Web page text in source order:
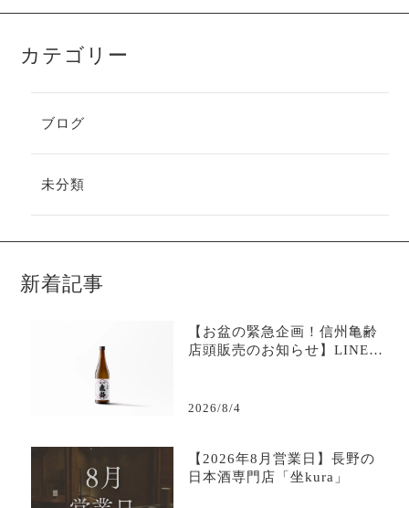
カテゴリー
ブログ
未分類
新着記事
【お盆の緊急企画！信州亀齢
店頭販売のお知らせ】LINE限
2026/8/4
【2026年8月営業日】長野の
日本酒専門店「坐kura」